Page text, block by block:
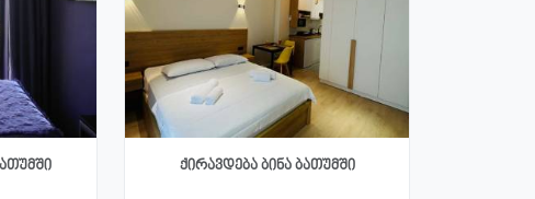
ქირავდება ბინა ბათუმში